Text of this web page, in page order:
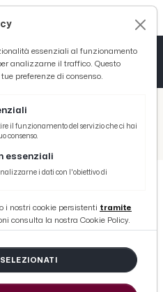
Time
“Abbiamo fatto bene. Tifosi da brividi”
Favilli e
fatto bene.
essenziali al funzionamento
analizzarne il traffico. Questo
preferenze di consenso.
il funzionamento del servizio che ci hai
consenso.
essenziali
i dati con l'obiettivo di
i nostri cookie persistenti tramite
consulta la nostra Cookie Policy.